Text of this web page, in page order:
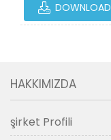
DOWNLOAD
HAKKIMIZDA
şirket Profili